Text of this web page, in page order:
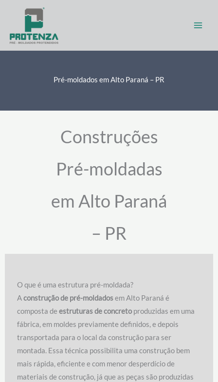
conteúdo
Pré-moldados em Alto Paraná – PR
Construções
Pré-moldadas
em Alto Paraná
– PR
O que é uma estrutura pré-moldada?
Aconstrução de pré-moldadosem Alto Paraná é
composta de estruturas de concretoproduzidas em uma
fábrica, em moldes previamente definidos, e depois
transportada para o local da construção para ser
montada. Essa técnica possibilita uma construção bem
mais rápida, eficiente e com menor desperdício de
materiais de construção, já que as peças são produzidas